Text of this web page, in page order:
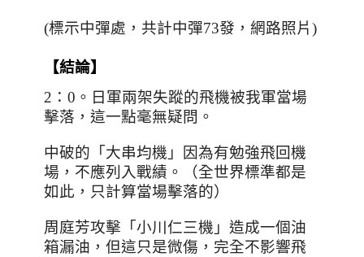
(標示中彈處，共計中彈73發，網路照片)
【結論】
2 ： 0 。日軍兩架失蹤的飛機被我軍當場
擊落，這一點毫無疑問。
中破的「大串均機」因為有勉強飛回機
場，不應列入戰績。（全世界標準都是
如此，只計算當場擊落的）
周庭芳攻擊「小川仁三機」造成一個油
箱漏油，但這只是微傷，完全不影響飛